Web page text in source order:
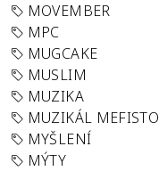
MOVEMBER
MPC
MUGCAKE
MUSLIM
MUZIKA
MUZIKÁL MEFISTO
MYŠLENÍ
MÝTY